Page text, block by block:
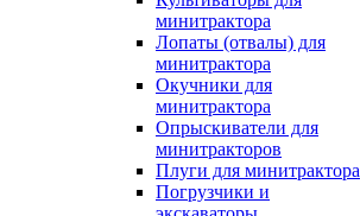
минитрактора
Лопаты (отвалы) для
минитрактора
Окучники для
минитрактора
Опрыскиватели для
минитракторов
Плуги для минитрактора
Погрузчики и